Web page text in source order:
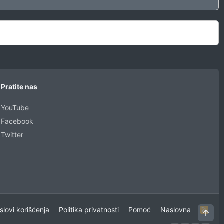
Pratite nas
YouTube
Facebook
Twitter
korišćenja Politika privatnosti Pomoć Naslovna
R